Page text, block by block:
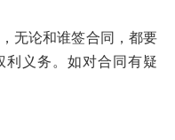
论和谁签合同，都要
义务。如对合同有疑